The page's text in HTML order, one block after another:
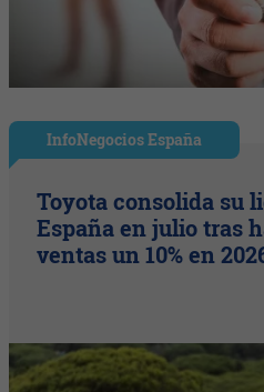
InfoNegocios España
Toyota consolida su
España en julio tras
ventas un 10% en